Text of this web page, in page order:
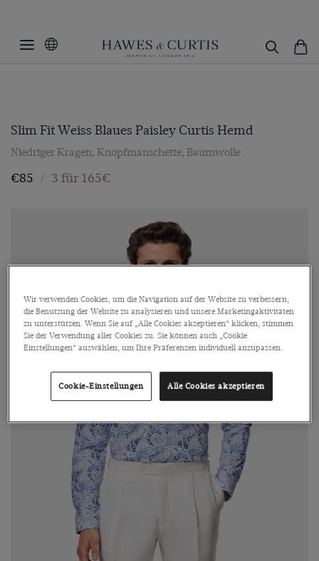
Slim Fit Weiss Blaues Paisley Curtis Hemd
Niedriger Kragen, Knopfmanschette, Baumwolle
€85 / 3 für 165€
Wir verwenden Cookies, um die Navigation auf der Website zu verbessern,
die Benutzung der Website zu analysieren und unsere Marketingaktivitäten
zu unterstützen. Wenn Sie auf „Alle Cookies akzeptieren“ klicken, stimmen
Sie der Verwendung aller Cookies zu. Sie können auch „Cookie
Einstellungen“ auswählen, um Ihre Präferenzen individuell anzupassen.
Cookie-Einstellungen Alle Cookies akzeptieren